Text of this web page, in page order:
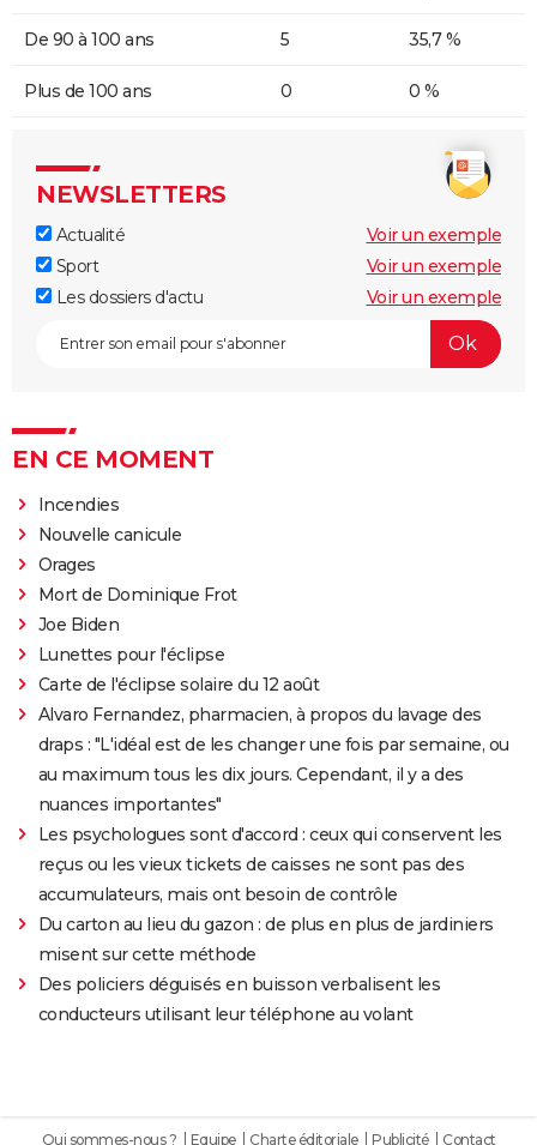
De 90 à 100 ans 5 35,7 %
Plus de 100 ans 0 0 %
NEWSLETTERS
Actualité
Voir un exemple
Sport
Voir un exemple
Les dossiers d'actu
Voir un exemple
EN CE MOMENT
Incendies
Nouvelle canicule
Orages
Mort de Dominique Frot
Joe Biden
Lunettes pour l'éclipse
Carte de l'éclipse solaire du 12 août
Alvaro Fernandez, pharmacien, à propos du lavage des
draps : "L'idéal est de les changer une fois par semaine, ou
au maximum tous les dix jours. Cependant, il y a des
nuances importantes"
Les psychologues sont d'accord : ceux qui conservent les
reçus ou les vieux tickets de caisses ne sont pas des
accumulateurs, mais ont besoin de contrôle
Du carton au lieu du gazon : de plus en plus de jardiniers
misent sur cette méthode
Des policiers déguisés en buisson verbalisent les
conducteurs utilisant leur téléphone au volant
Qui sommes-nous ? Equipe Charte éditoriale Publicité Contact